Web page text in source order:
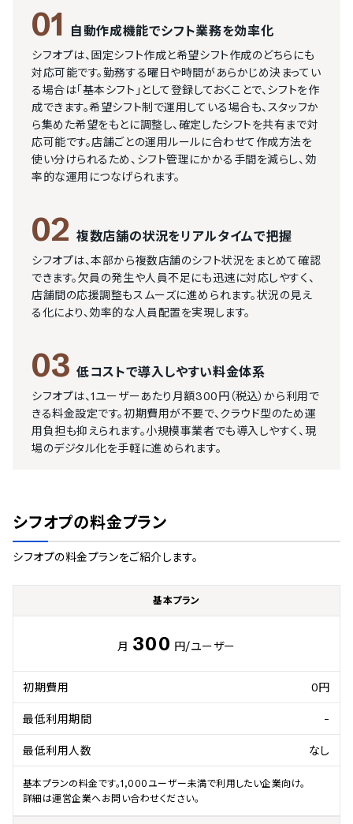
01 自動作成機能でシフト業務を効率化
シフオプは、固定シフト作成と希望シフト作成のどちらにも
対応可能です。勤務する曜日や時間があらかじめ決まってい
る場合は「基本シフト」として登録しておくことで、シフトを作
成できます。希望シフト制で運用している場合も、スタッフか
ら集めた希望をもとに調整し、確定したシフトを共有まで対
応可能です。店舗ごとの運用ルールに合わせて作成方法を
使い分けられるため、シフト管理にかかる手間を減らし、効
率的な運用につなげられます。
02 複数店舗の状況をリアルタイムで把握
シフオプは、本部から複数店舗のシフト状況をまとめて確認
できます。欠員の発生や人員不足にも迅速に対応しやすく、
店舗間の応援調整もスムーズに進められます。状況の見え
る化により、効率的な人員配置を実現します。
03 低コストで導入しやすい料金体系
シフオプは、1ユーザーあたり月額300円（税込）から利用で
きる料金設定です。初期費用が不要で、クラウド型のため運
用負担も抑えられます。小規模事業者でも導入しやすく、現
場のデジタル化を手軽に進められます。
シフオプの料金プラン
シフオプの料金プランをご紹介します。
基本プラン
月 300 円/ユーザー
初期費用 0円
最低利用期間 -
最低利用人数 なし
基本プランの料金です。1,000ユーザー未満で利用したい企業向け。
詳細は運営企業へお問い合わせください。